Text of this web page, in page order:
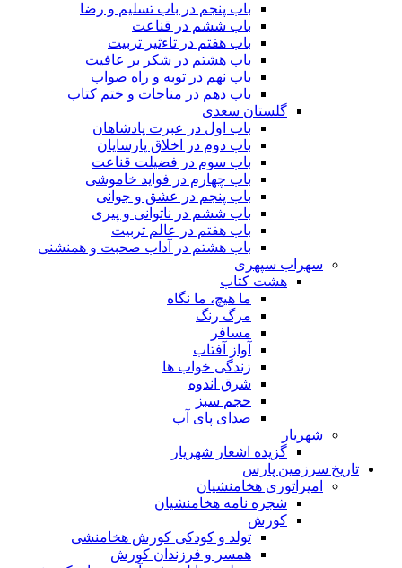
باب پنجم در باب تسلیم و رضا
باب ششم در قناعت
باب هفتم در تاءثیر تربیت
باب هشتم در شکر بر عافیت
باب نهم در توبه و راه صواب
باب دهم در مناجات و ختم کتاب
گلستان سعدی
باب اول در عبرت پادشاهان
باب دوم در اخلاق پارسایان
باب سوم در فضیلت قناعت
باب چهارم در فواید خاموشى
باب پنجم در عشق و جوانى
باب ششم در ناتوانى و پیرى
باب هفتم در عالم تربیت
باب هشتم در آداب صحبت و همنشنى
سهراب سپهری
هشت کتاب
ما هیچ، ما نگاه
مرگ رنگ
مسافر
آواز آفتاب
زندگی خواب ها
شرق اندوه
حجم سبز
صدای پای آب
شهریار
گزیده اشعار شهریار
تاریخ سرزمین پارس
امپراتوری هخامنشیان
شجره نامه هخامنشیان
کورش
تولد و کودکی کورش هخامنشی
همسر و فرزندان کورش